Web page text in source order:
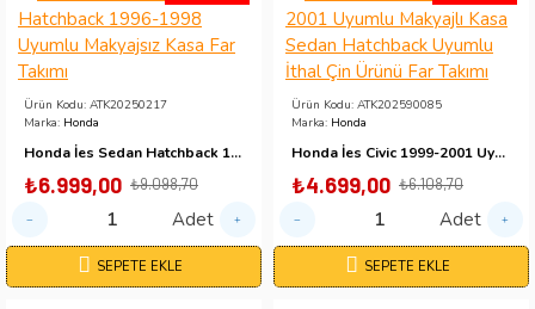
Ürün Kodu: ATK20250217
Marka: Honda
Honda İes Sedan Hatchback 1996-1998 Uyumlu Makyajsız Kasa Far Takımı
₺6.999,00 ₺9.098,70
Adet
SEPETE EKLE
Ürün Kodu: ATK202590085
Marka: Honda
Honda İes Civic 1999-2001 Uyumlu Makyajlı Kasa Sedan Hatchback Uyumlu İthal Çin Ürünü Far Takımı
₺4.699,00 ₺6.108,70
Adet
SEPETE EKLE